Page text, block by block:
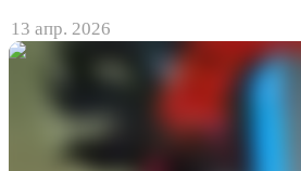
13 апр. 2026